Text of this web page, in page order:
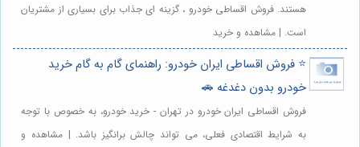
هستند. فروش اقساطی خودرو ، گزینه ای جذاب برای بسیاری از مشتریان
است. | مشاهده و خرید
⭐️ فروش اقساطی ایران خودرو: راهنمای گام به گام خرید
خودرو بدون دغدغه 🚗
فروش اقساطی ایران خودرو در تهران - خرید خودرو، به خصوص با توجه
به شرایط اقتصادی فعلی، می تواند چالش برانگیز باشد. | مشاهده و